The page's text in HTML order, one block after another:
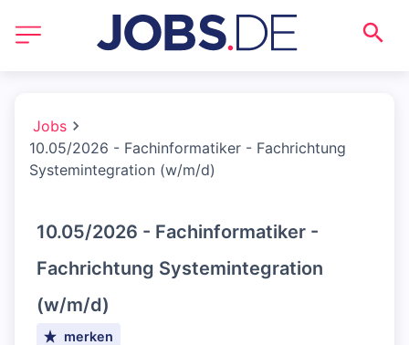
Jobs
10.05/2026 - Fachinformatiker - Fachrichtung
Systemintegration (w/m/d)
10.05/2026 - Fachinformatiker -
Fachrichtung Systemintegration
(w/m/d)
merken